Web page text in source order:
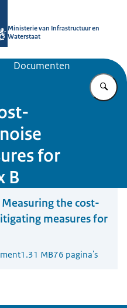
Ministerie van Infrastructuur en
Waterstaat
Documenten
for
B
Measuring the cost-
measures for
1.31 MB76 pagina's